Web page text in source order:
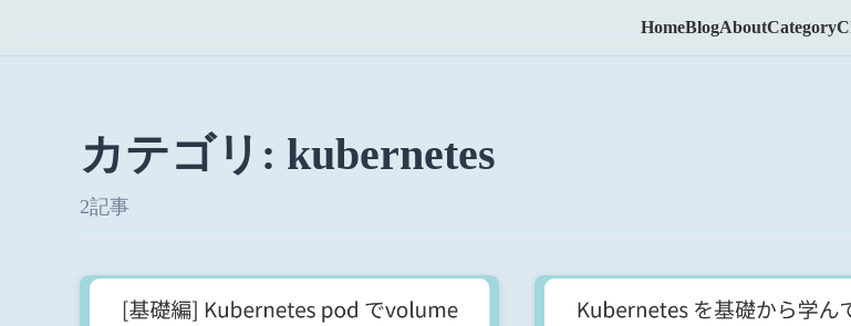
HomeBlogAboutCategory
カテゴリ: kubernetes
2記事